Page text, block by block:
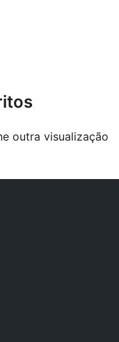
outra visualização